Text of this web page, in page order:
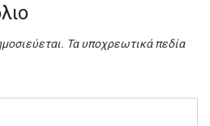
Τα υποχρεωτικά πεδία